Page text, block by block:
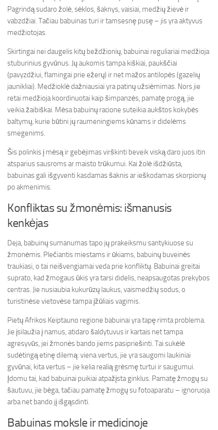
Pagrindą sudaro žolė, sėklos, šaknys, vaisiai, medžių žievė ir
vabzdžiai. Tačiau babuinas turi ir tamsesnę pusę – jis yra aktyvus
medžiotojas.
Skirtingai nei daugelis kitų beždžionių, babuinai reguliariai medžioja
stuburinius gyvūnus. Jų aukomis tampa kiškiai, paukščiai
(pavyzdžiui, flamingai prie ežerų) ir net mažos antilopės (gazelių
jaunikliai). Medžioklė dažniausiai yra patinų užsiėmimas. Nors jie
retai medžioja koordinuotai kaip šimpanzės, pamatę progą, jie
veikia žaibiškai. Mėsa babuinų racione suteikia aukštos kokybės
baltymų, kurie būtini jų raumeningiems kūnams ir didelėms
smegenims.
Šis polinkis į mėsą ir gebėjimas virškinti beveik viską daro juos itin
atsparius sausroms ar maisto trūkumui. Kai žolė išdžiūsta,
babuinas gali išgyventi kasdamas šaknis ar ieškodamas skorpionų
po akmenimis.
Konfliktas su žmonėmis: išmanusis
kenkėjas
Deja, babuinų sumanumas tapo jų prakeiksmu santykiuose su
žmonėmis. Plečiantis miestams ir ūkiams, babuinų buveinės
traukiasi, o tai neišvengiamai veda prie konfliktų. Babuinai greitai
suprato, kad žmogaus ūkis yra tarsi didelis, neapsaugotas prekybos
centras. Jie nusiaubia kukurūzų laukus, vaismedžių sodus, o
turistinėse vietovėse tampa įžūliais vagimis.
Pietų Afrikos Keiptauno regione babuinai yra tapę rimta problema.
Jie įsilaužia į namus, atidaro šaldytuvus ir kartais net tampa
agresyvūs, jei žmonės bando jiems pasipriešinti. Tai sukėlė
sudėtingą etinę dilemą: viena vertus, jie yra saugomi laukiniai
gyvūnai, kita vertus – jie kelia realią grėsmę turtui ir saugumui.
Įdomu tai, kad babuinai puikiai atpažįsta ginklus. Pamatę žmogų su
šautuvu, jie bėga, tačiau pamatę žmogų su fotoaparatu – ignoruoja
arba net bando jį išgąsdinti.
Babuinas moksle ir medicinoje